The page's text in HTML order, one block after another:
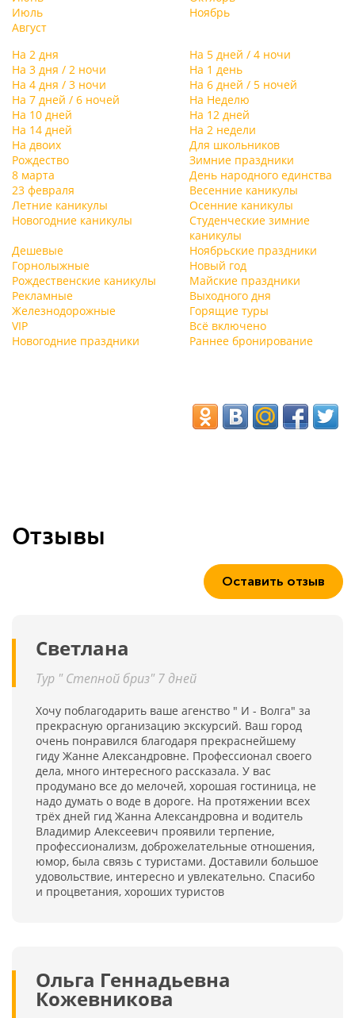
Июль
Август
Ноябрь
На 2 дня
На 5 дней / 4 ночи
На 3 дня / 2 ночи
На 1 день
На 4 дня / 3 ночи
На 6 дней / 5 ночей
На 7 дней / 6 ночей
На Неделю
На 10 дней
На 12 дней
На 14 дней
На 2 недели
На двоих
Для школьников
Рождество
Зимние праздники
8 марта
День народного единства
23 февраля
Весенние каникулы
Летние каникулы
Осенние каникулы
Новогодние каникулы
Студенческие зимние
каникулы
Дешевые
Ноябрьские праздники
Горнолыжные
Новый год
Рождественские каникулы
Майские праздники
Рекламные
Выходного дня
Железнодорожные
Горящие туры
VIP
Всё включено
Новогодние праздники
Раннее бронирование
Отзывы
Оставить отзыв
Светлана
Тур " Степной бриз" 7 дней
Хочу поблагодарить ваше агенство " И - Волга" за
прекрасную организацию экскурсий. Ваш город
очень понравился благодаря прекраснейшему
гиду Жанне Александровне. Профессионал своего
дела, много интересного рассказала. У вас
продумано все до мелочей, хорошая гостиница, не
надо думать о воде в дороге. На протяжении всех
трёх дней гид Жанна Александровна и водитель
Владимир Алексеевич проявили терпение,
профессионализм, доброжелательные отношения,
юмор, была связь с туристами. Доставили большое
удовольствие, интересно и увлекательно. Спасибо
и процветания, хороших туристов
Ольга Геннадьевна
Кожевникова